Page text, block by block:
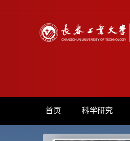
首页 科学研究